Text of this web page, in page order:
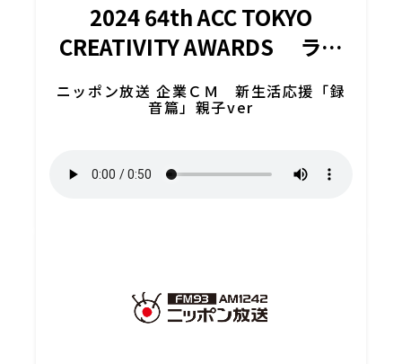
2024 64th ACC TOKYO
CREATIVITY AWARDS ラジ
オ&オーディオ広告部門 A カ
テゴリー ACCファイナリスト
ニッポン放送 企業ＣＭ 新生活応援「録
音篇」親子ver